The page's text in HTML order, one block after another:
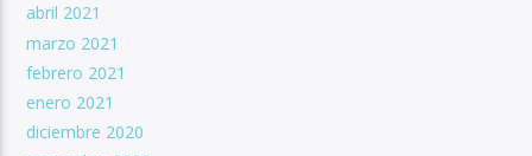
abril 2021
marzo 2021
febrero 2021
enero 2021
diciembre 2020